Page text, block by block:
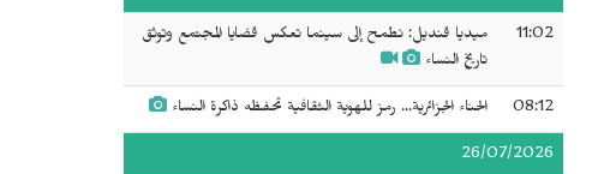
11:02
ميديا قنديل: نطمح إلى سينما تعكس قضايا المجتمع وتوثق
تاريخ النساء
08:12 الحناء الجزائرية... رمز للهوية الثقافية تحفظه ذاكرة النساء
26/07/2026